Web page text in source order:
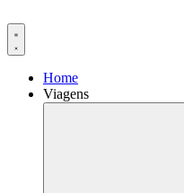
para
Home
Viagens